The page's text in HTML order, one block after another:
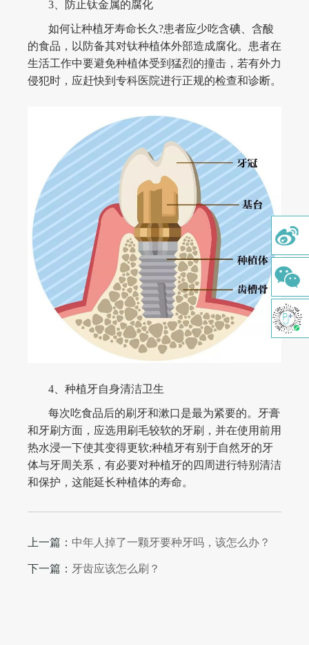
关于我们
医疗服务
牙周治疗
牙体牙髓
儿童齿科
综合口腔检查
舒适洁牙
涂氟及窝沟封闭
树脂补牙
牙髓切除术
根管治疗
3、防止钛金属的腐化
如何让种植牙寿命长久?患者应少吃含碘、含酸
的食品，以防备其对钛种植体外部造成腐化。患者在
生活工作中要避免种植体受到猛烈的撞击，若有外力
侵犯时，应赶快到专科医院进行正规的检查和诊断。
4、种植牙自身清洁卫生
每次吃食品后的刷牙和漱口是最为紧要的。牙膏
和牙刷方面，应选用刷毛较软的牙刷，并在使用前用
热水浸一下使其变得更软;种植牙有别于自然牙的牙
体与牙周关系，有必要对种植牙的四周进行特别清洁
和保护，这能延长种植体的寿命。
上一篇： ​中年人掉了一颗牙要种牙吗，该怎么办？
下一篇： 牙齿应该怎么刷？